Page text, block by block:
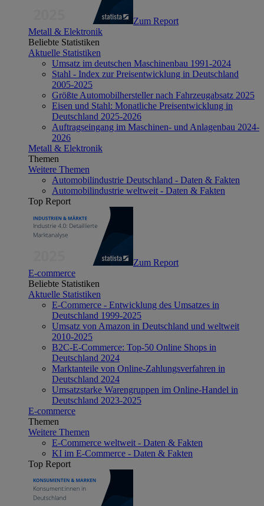
Zum Report
Metall & Elektronik
Beliebte Statistiken
Aktuelle Statistiken
Umsatz im deutschen Maschinenbau 1991-2024
Stahl - Index zur Preisentwicklung in Deutschland
2005-2025
Größte Automobilhersteller nach Fahrzeugabsatz 2025
Eisen und Stahl: Monatliche Preisentwicklung in
Deutschland 2025-2026
Auftragseingang im Maschinen- und Anlagenbau 2024-
2026
Metall & Elektronik
Themen
Weitere Themen
Automobilindustrie Deutschland - Daten & Fakten
Automobilindustrie weltweit - Daten & Fakten
Top Report
Zum Report
E-commerce
Beliebte Statistiken
Aktuelle Statistiken
E-Commerce - Entwicklung des Umsatzes in
Deutschland 1999-2025
Umsatz von Amazon in Deutschland und weltweit
2010-2025
B2C-E-Commerce: Top-50 Online Shops in
Deutschland 2024
Marktanteile von Online-Zahlungsverfahren in
Deutschland 2024
Umsatzstarke Warengruppen im Online-Handel in
Deutschland 2023-2025
E-commerce
Themen
Weitere Themen
E-Commerce weltweit - Daten & Fakten
KI im E-Commerce - Daten & Fakten
Top Report